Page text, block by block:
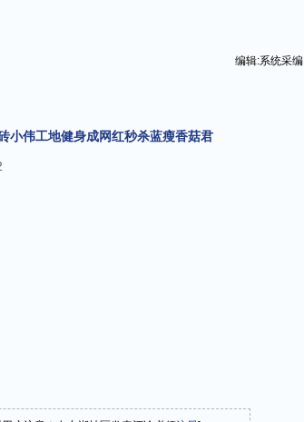
编辑:系统采编
小伟工地健身成网红秒杀蓝瘦香菇君